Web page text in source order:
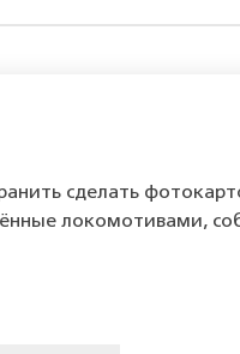
сделать
локомотивами,